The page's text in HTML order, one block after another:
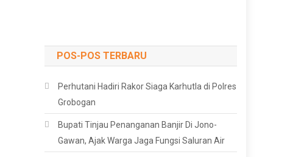
POS-POS TERBARU
Perhutani Hadiri Rakor Siaga Karhutla di Polres
Grobogan
Bupati Tinjau Penanganan Banjir Di Jono-
Gawan, Ajak Warga Jaga Fungsi Saluran Air